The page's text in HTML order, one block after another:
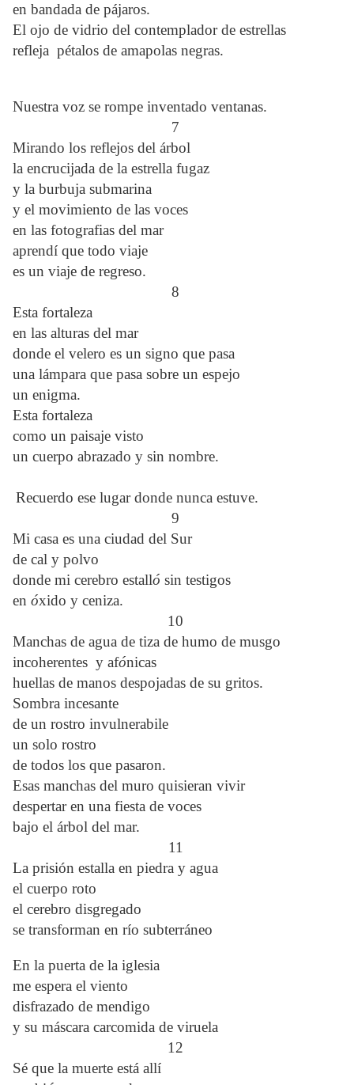
en bandada de pájaros.
El ojo de vidrio del contemplador de estrellas
refleja pétalos de amapolas negras.
Nuestra voz se rompe inventado ventanas.
7
Mirando los reflejos del árbol
la encrucijada de la estrella fugaz
y la burbuja submarina
y el movimiento de las voces
en las fotografias del mar
aprendí que todo viaje
es un viaje de regreso.
8
Esta fortaleza
en las alturas del mar
donde el velero es un signo que pasa
una lámpara que pasa sobre un espejo
un enigma.
Esta fortaleza
como un paisaje visto
un cuerpo abrazado y sin nombre.
Recuerdo ese lugar donde nunca estuve.
9
Mi casa es una ciudad del Sur
de cal y polvo
donde mi cerebro estalló sin testigos
en óxido y ceniza.
10
Manchas de agua de tiza de humo de musgo
incoherentes y afónicas
huellas de manos despojadas de su gritos.
Sombra incesante
de un rostro invulnerabile
un solo rostro
de todos los que pasaron.
Esas manchas del muro quisieran vivir
despertar en una fiesta de voces
bajo el árbol del mar.
11
La prisión estalla en piedra y agua
el cuerpo roto
el cerebro disgregado
se transforman en río subterráneo
En la puerta de la iglesia
me espera el viento
disfrazado de mendigo
y su máscara carcomida de viruela
12
Sé que la muerte está allí